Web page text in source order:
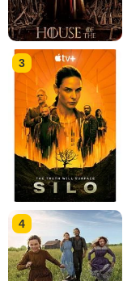
3
4